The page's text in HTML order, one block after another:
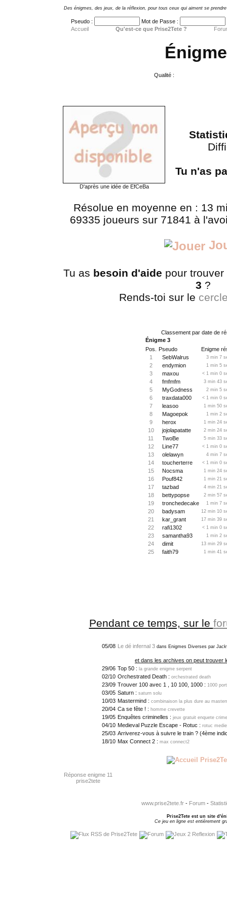
Des énigmes, des jeux, de la réflexion, pour tous ceux qui aiment se
Pseudo :
Mot de Passe :
Accueil
Qu'est-ce que Prise2Tete ?
Qualité :
D'après une idée de EfCeBa
Tu n'as
Résolue en moyenne en : 13
69335 joueurs sur 71841 à
Tu as besoin d'aide pour
3 ?
Rends-toi sur le
Classement par date de
Énigme 3
Pos.
Pseudo
Enigme
1
SebWalrus 3 min 7
2 endymion 1 min 5
3 maxou < 1 min 0
4 fmfmfm 3 min 43
5 MyGodness 2 min 5
6 traxdata000 < 1 min 0
7 leasoo 1 min 50
8 Magoepok 1 min 2
9 herox 1 min 24
10 jojolapatatte 2 min 24
11 TwoBe 5 min 33
12 Line77 < 1 min 0
13 olelawyn 4 min 7
14 toucherterre < 1 min 0
15 Nocsma 1 min 24
16 Pouf842 1 min 21
17 tazbad 4 min 21
18 bettypopse 2 min 57
19 tronchedecake 1 min 7
20 badysam 12 min 10
21 kar_grant 17 min 39
22 rafi1302 < 1 min 0
23 samantha93 1 min 2
24 dimit 13 min 29
25 faith79 1 min 41
Pendant ce temps, sur le
05/08 Le dé infernal 3 dans Enigmes Diverses par
et dans les archives on peut trouver
29/06 Top 50 : la grande enigme serpent
02/10 Orchestrated Death : orchestrated death
23/09 Trouver 100 avec 1 , 10 100, 1000 : 1000
03/05 Saturn : saturn solu
10/03 Mastermind : combinaison la plus dure au
20/04 Ca se fête ! : homme crevette
19/05 Enquêtes criminelles : jeux gratuit enquete
04/10 Medieval Puzzle Escape - Rotuc : rotuc
25/03 Arriverez-vous à suivre le train ? (4ème
18/10 Max Connect 2 : max connect2
Réponse enigme 11
prise2tete
www.prise2tete.fr- Forum-
Prise2Tete est un site
Ce jeu en ligne est entièrement